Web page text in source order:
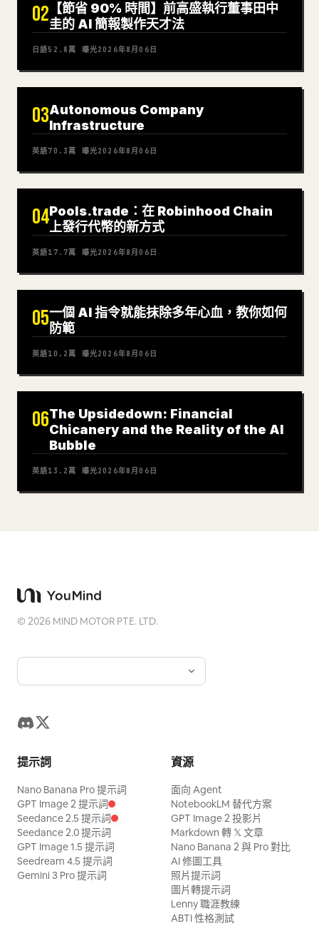
02 【節省 90% 時間】前高盛執行董事田中
圭的 AI 簡報製作天才法
日語52.8萬 曝光2026年8月06日
03Autonomous Company
Infrastructure
英語70.3萬 曝光2026年8月06日
04Pools.trade：在 Robinhood Chain
上發行代幣的新方式
英語17.7萬 曝光2026年8月06日
05一個 AI 指令就能抹除多年心血，教你如何
防範
英語10.2萬 曝光2026年8月06日
06The Upsidedown: Financial
Chicanery and the Reality of the AI
Bubble
英語13.2萬 曝光2026年8月06日
©2026 MIND MOTOR PTE. LTD.
提示詞
Nano Banana Pro 提示詞
GPT Image 2 提示詞
Seedance 2.5 提示詞
Seedance 2.0 提示詞
GPT Image 1.5 提示詞
Seedream 4.5 提示詞
Gemini 3 Pro 提示詞
資源
面向 Agent
NotebookLM 替代方案
GPT Image 2 投影片
Markdown 轉 𝕏 文章
Nano Banana 2 與 Pro 對比
AI 修圖工具
照片提示詞
圖片轉提示詞
Lenny 職涯教練
ABTI 性格測試